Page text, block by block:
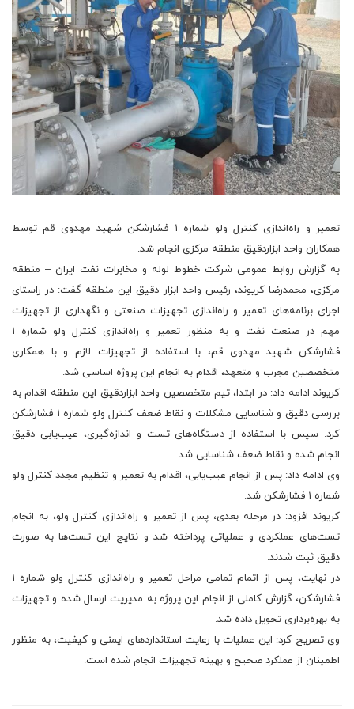
تعمیر و راه‌اندازی کنترل ولو شماره ۱ فشارشکن شهید مهدوی قم توسط
همکاران واحد ابزاردقیق منطقه مرکزی انجام شد.
به گزارش روابط عمومی شرکت خطوط لوله و مخابرات نفت ایران – منطقه
مرکزی، محمدرضا کریوند، رئیس واحد ابزار دقیق این منطقه گفت: در راستای
اجرای برنامه‌های تعمیر و راه‌اندازی تجهیزات صنعتی و نگهداری از تجهیزات
مهم در صنعت نفت و به منظور تعمیر و راه‌اندازی کنترل ولو شماره ۱
فشارشکن شهید مهدوی قم، با استفاده از تجهیزات لازم و با همکاری
متخصصین مجرب و متعهد، اقدام به انجام این پروژه اساسی شد.
کریوند ادامه داد: در ابتدا، تیم متخصصین واحد ابزاردقیق این منطقه اقدام به
بررسی دقیق و شناسایی مشکلات و نقاط ضعف کنترل ولو شماره ۱ فشارشکن
کرد. سپس با استفاده از دستگاه‌های تست و اندازه‌گیری، عیب‌یابی دقیق
انجام شده و نقاط ضعف شناسایی شد.
وی ادامه داد: پس از انجام عیب‌یابی، اقدام به تعمیر و تنظیم مجدد کنترل ولو
شماره ۱ فشارشکن شد.
کریوند افزود: در مرحله بعدی، پس از تعمیر و راه‌اندازی کنترل ولو، به انجام
تست‌های عملکردی و عملیاتی پرداخته شد و نتایج این تست‌ها به صورت
دقیق ثبت شدند.
در نهایت، پس از اتمام تمامی مراحل تعمیر و راه‌اندازی کنترل ولو شماره ۱
فشارشکن، گزارش کاملی از انجام این پروژه به مدیریت ارسال شده و تجهیزات
به بهره‌برداری تحویل داده شد.
وی تصریح کرد: این عملیات با رعایت استانداردهای ایمنی و کیفیت، به منظور
اطمینان از عملکرد صحیح و بهینه تجهیزات انجام شده است.